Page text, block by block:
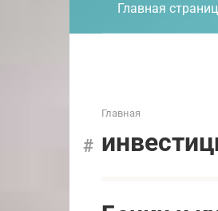
Главная
Главная